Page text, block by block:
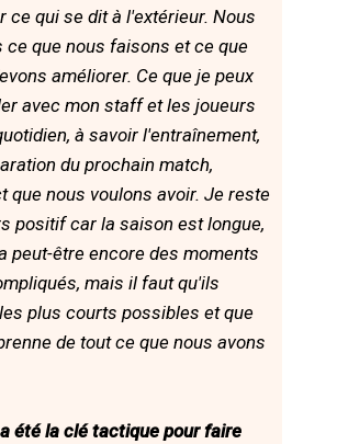
ce qui se dit à l'extérieur. Nous
ce que nous faisons et ce que
améliorer. Ce que je peux
avec mon staff et les joueurs
à savoir l'entraînement,
du prochain match,
que nous voulons avoir. Je reste
positif car la saison est longue,
peut-être encore des moments
mais il faut qu'ils
plus courts possibles et que
de tout ce que nous avons
été la clé tactique pour faire